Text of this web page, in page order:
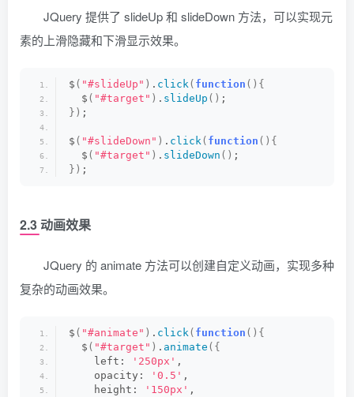
JQuery 提供了 slideUp 和 slideDown 方法，可以实现元
素的上滑隐藏和下滑显示效果。
$ ( "#slideUp" ) . click( function (){
  $
( "#target" ) . slideUp () ;
}) ;
$ ( "#slideDown" ) . click( function (){
  $
( "#target" ) . slideDown () ;
}) ;
2.3 动画效果
JQuery 的 animate 方法可以创建自定义动画，实现多种
复杂的动画效果。
$ ( "#animate" ) . click( function (){
  $
( "#target" ) . animate ({
    left:
'250px' ,
    opacity:
'0.5' ,
    height:
'150px' ,